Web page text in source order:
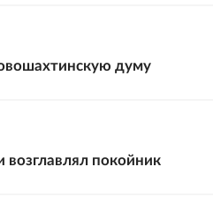
думу
возглавлял покойник